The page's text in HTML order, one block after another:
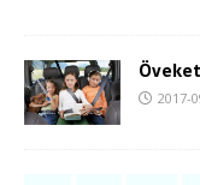
2017-